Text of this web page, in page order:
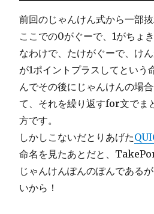
前回のじゃんけん式から一部抜
ここでの0がぐーで、1がちょき
なわけで、たけがぐーで、け
が1ポイントプラスしてという
んでその後にじゃんけんの場
て、それを繰り返すfor文でま
方です。
しかしこないだとりあげた
命名を見たあとだと、
じゃんけんぽんのぽんである
いから！